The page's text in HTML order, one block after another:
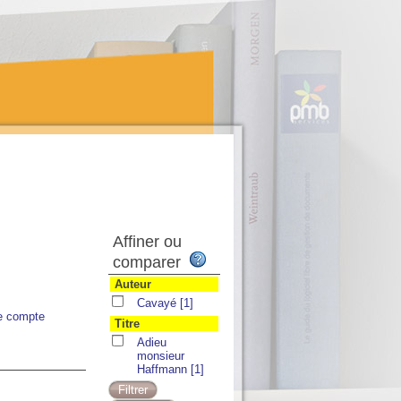
compte
Affiner ou
comparer
Auteur
Cavayé [1]
Titre
Adieu
monsieur
Haffmann [1]